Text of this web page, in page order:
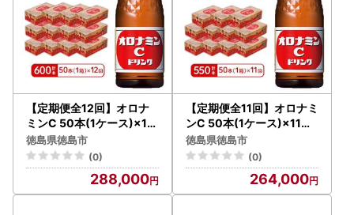
【定期便全12回】オロナ
ミンC 50本(1ケース)×12
回 計600本 炭酸飲料 飲料
徳島県徳島市
(0)
288,000
【定期便全11回】オロナミ
ンC 50本(1ケース)×11回
計550本 炭酸飲料 飲料
徳島県徳島市
(0)
264,000